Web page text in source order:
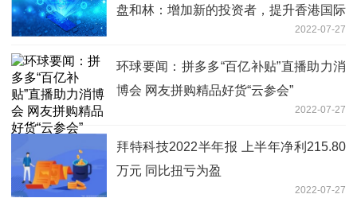
盘和林：增加新的投资者，提升香港国际
2022-07-27
环球要闻：拼多多“百亿补贴”直播助力消
博会 网友拼购精品好货“云参会”
2022-07-27
拜特科技2022半年报 上半年净利215.80
万元 同比扭亏为盈
2022-07-27